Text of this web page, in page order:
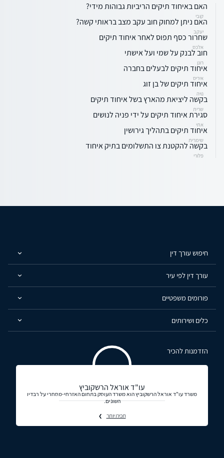
האם באיחוד תיקים הריביות גבוהות מידי?
קובי
האם ניתן למחוק חוב עקב מצב בראותי קשה?
יעקב
שחרור כסף תפוס לאחר איחוד תיקים
אלכס
חוב לבנק על שמי ועל אישתי
רונן
איחוד תיקים לבעלים בחברה
איריס
איחוד תיקים של בן זוג
נויה
בקשה ליציאת מהארץ בשל איחוד תיקים
שרית
סגירת איחוד תיקים על ידי פניה לנושים
אתי
איחוד תיקים בתהליך גירושין
שימרית
בקשה להקטנת צו התשלומים בתיק איחוד
פלורי
חיפוש עורך דין
עורך דין לפי עיר
פורומים משפטיים
כלים ושירותים
הזדמנות להכיר
עו"ד אוראל הרשקוביץ
משרד עו"ד אוראל הרשקוביץ הוא משרד העוסק בתחום האזרחי-מסחרי על רבדיו
השונים.
תכירו יותר